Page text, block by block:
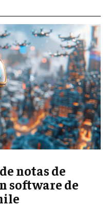
notas de
software de